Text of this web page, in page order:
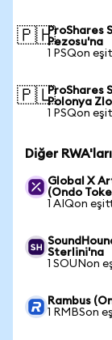
🇵🇭ProShares
Pezosu'na
1 PSQon
🇵🇱ProShares
Polonya
1 PSQon
Diğer
Global X
(Ondo
1 AIQon
Sterlini'na
1 SOUNon
Rambus
1 RMBSon